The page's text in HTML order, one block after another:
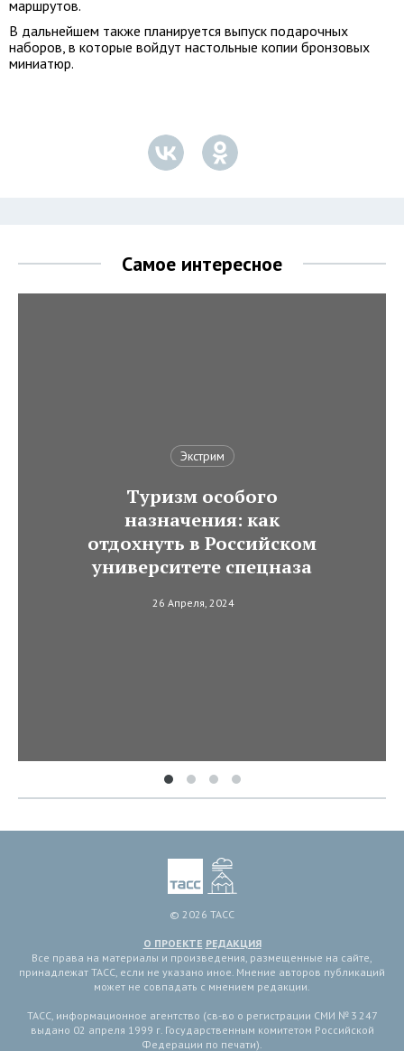
маршрутов.
В дальнейшем также планируется выпуск подарочных
наборов, в которые войдут настольные копии бронзовых
миниатюр.
Самое интересное
Экстрим
Туризм особого
назначения: как
отдохнуть в Российском
университете спецназа
26 Апреля, 2024
© 2026 ТАСС
О ПРОЕКТЕ РЕДАКЦИЯ
Все права на материалы и произведения, размещенные на сайте,
принадлежат ТАСС, если не указано иное. Мнение авторов публикаций
может не совпадать с мнением редакции.
ТАСС, информационное агентство (св-во о регистрации СМИ № 3 247
выдано 02 апреля 1999 г. Государственным комитетом Российской
Федерации по печати).